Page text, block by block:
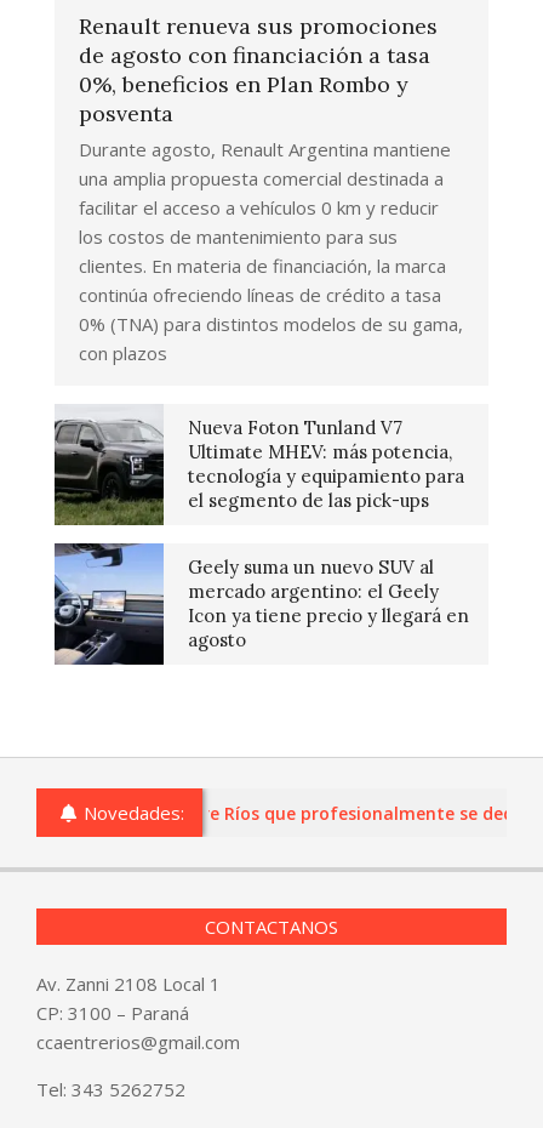
Renault renueva sus promociones
de agosto con financiación a tasa
0%, beneficios en Plan Rombo y
posventa
Durante agosto, Renault Argentina mantiene
una amplia propuesta comercial destinada a
facilitar el acceso a vehículos 0 km y reducir
los costos de mantenimiento para sus
clientes. En materia de financiación, la marca
continúa ofreciendo líneas de crédito a tasa
0% (TNA) para distintos modelos de su gama,
con plazos
Nueva Foton Tunland V7
Ultimate MHEV: más potencia,
tecnología y equipamiento para
el segmento de las pick-ups
Geely suma un nuevo SUV al
mercado argentino: el Geely
Icon ya tiene precio y llegará en
agosto
Novedades:
o comercios de Entre Ríos que profesionalmente se
CONTACTANOS
Av. Zanni 2108 Local 1
CP: 3100 – Paraná
ccaentrerios@gmail.com
Tel: 343 5262752